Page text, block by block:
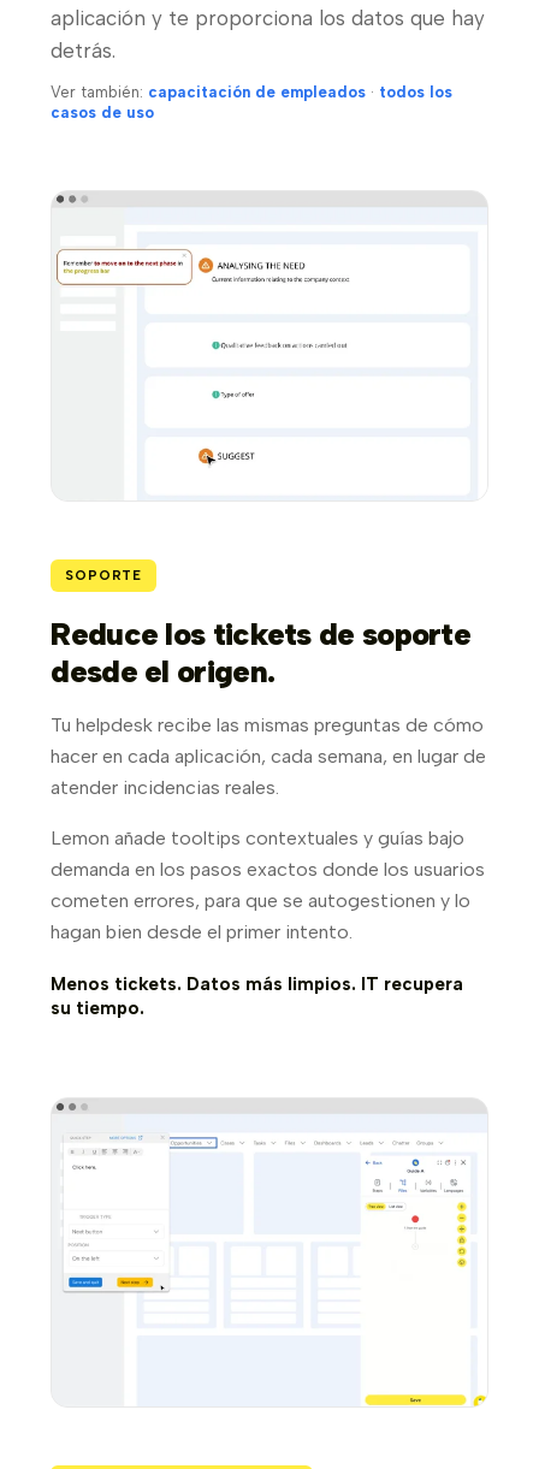
aplicación y te proporciona los datos que hay
detrás.
Ver también: capacitación de empleados · todos los
casos de uso
SOPORTE
Reduce los tickets de soporte
desde el origen.
Tu helpdesk recibe las mismas preguntas de cómo
hacer en cada aplicación, cada semana, en lugar de
atender incidencias reales.
Lemon añade tooltips contextuales y guías bajo
demanda en los pasos exactos donde los usuarios
cometen errores, para que se autogestionen y lo
hagan bien desde el primer intento.
Menos tickets. Datos más limpios. IT recupera
su tiempo.